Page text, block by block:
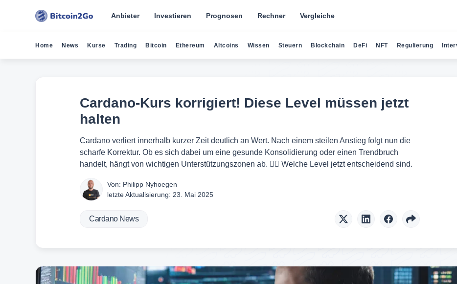
Anbieter Investieren Prognosen Rechner Vergleiche
Home News Kurse Trading Bitcoin Ethereum Altcoins Wissen Steuern Blockchain DeFi NFT Regulierung
Cardano-Kurs korrigiert! Diese Level müssen jetzt
halten
Cardano verliert innerhalb kurzer Zeit deutlich an Wert. Nach einem steilen Anstieg folgt nun die
scharfe Korrektur. Ob es sich dabei um eine gesunde Konsolidierung oder einen Trendbruch
handelt, hängt von wichtigen Unterstützungszonen ab. 👉🏻 Welche Level jetzt entscheidend sind.
Von: Philipp Nyhoegen
letzte Aktualisierung: 23. Mai 2025
Cardano News